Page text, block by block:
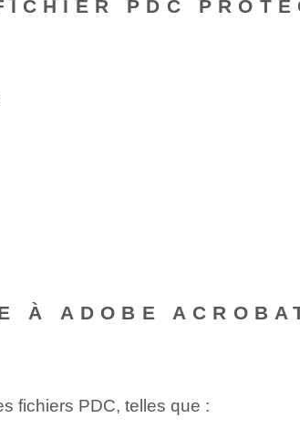
PDC
À ADOBE
fichiers PDC, telles que :